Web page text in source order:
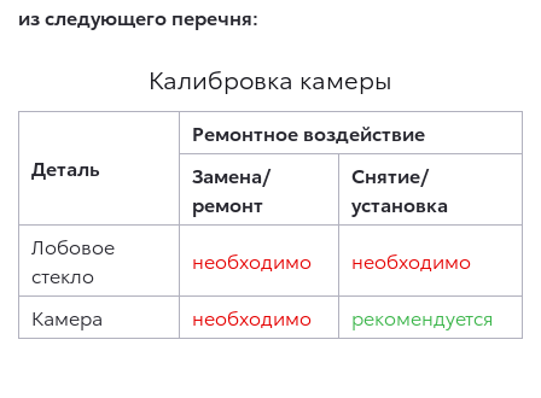
из следующего перечня:
Калибровка камеры
Деталь
Ремонтное воздействие
Замена/
ремонт
Снятие/
установка
Лобовое
стекло
необходимо необходимо
Камера необходимо рекомендуется